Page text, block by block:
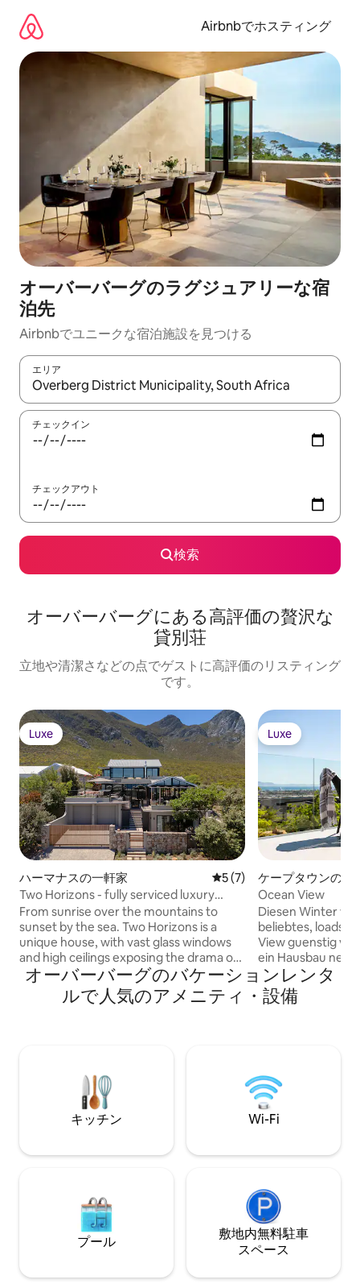
Airbnbでホスティング
オーバーバーグのラグジュアリーな宿
泊先
Airbnbでユニークな宿泊施設を見つける
エリア
検索結果が表示されたら、上下の矢印キーを使って移動するか
チェックイン
チェックアウト
検索
オーバーバーグに⁠あ⁠る高⁠評⁠価⁠の贅⁠沢⁠な
貸⁠別⁠荘
立地や清潔さなどの点でゲストに高評価のリスティング
です。
Luxe
Luxe
ハーマナスの一軒家 レビュー7件、5つ星中5つ
5 (7)
Two Horizons - fully serviced luxury
home
From sunrise over the mountains to
sunset by the sea. Two Horizons is a
unique house, with vast glass windows
and high ceilings exposing the drama of
the mountains and the sea. Nestled
against the mountain amongst the
fynbos it feels gentle, natural and
privacy and understated elegance. The
house is fully serviced for the duration of
Luxe
Luxe
ケープタウンの一
Ocean View
Diesen Winter
beliebtes,
View guenstig
ein Hausbau
Geraeuschen
fuehren kann.
eingerichtet und
sind nur ein paar
Aufenthalt
werden. Keine
kein Putzdienst.
オーバーバーグのバケーションレンタ
ルで人気のアメニティ・設備
キッチン Wi-Fi
プール
敷地内無料駐⁠車
ス⁠ペ⁠ー⁠ス